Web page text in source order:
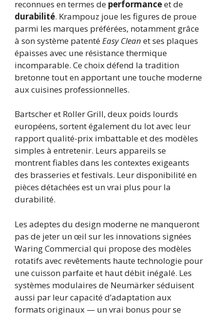
reconnues en termes de performanceet de
durabilité. Krampouz joue les figures de proue
parmi les marques préférées, notamment grâce
à son système patenté Easy Clean et ses plaques
épaisses avec une résistance thermique
incomparable. Ce choix défend la tradition
bretonne tout en apportant une touche moderne
aux cuisines professionnelles.
Bartscher et Roller Grill, deux poids lourds
européens, sortent également du lot avec leur
rapport qualité-prix imbattable et des modèles
simples à entretenir. Leurs appareils se
montrent fiables dans les contextes exigeants
des brasseries et festivals. Leur disponibilité en
pièces détachées est un vrai plus pour la
durabilité.
Les adeptes du design moderne ne manqueront
pas de jeter un œil sur les innovations signées
Waring Commercial qui propose des modèles
rotatifs avec revêtements haute technologie pour
une cuisson parfaite et haut débit inégalé. Les
systèmes modulaires de Neumärker séduisent
aussi par leur capacité d’adaptation aux
formats originaux — un vrai bonus pour se